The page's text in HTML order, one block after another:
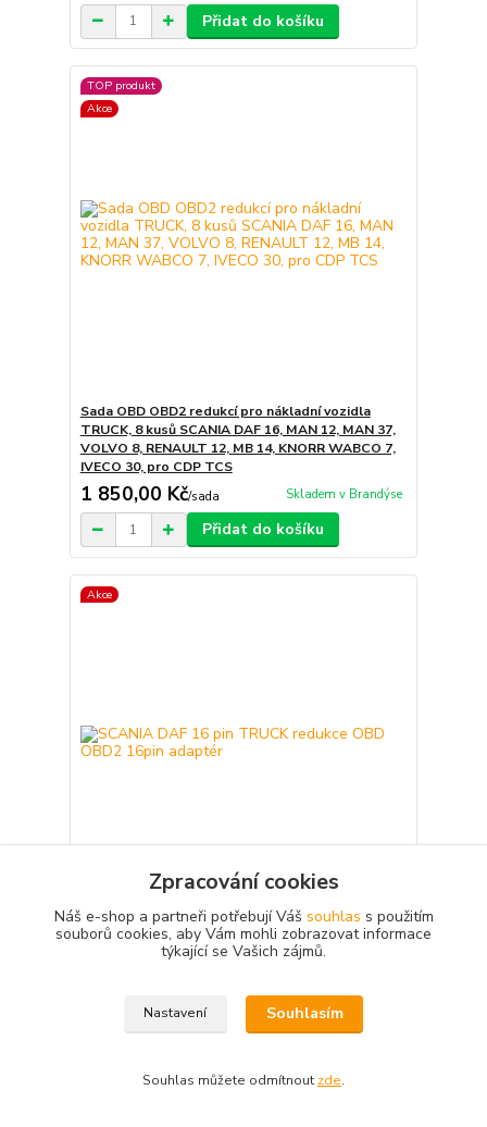
Přidat do košíku
TOP produkt
Akce
Sada OBD OBD2 redukcí pro nákladní vozidla
TRUCK, 8 kusů SCANIA DAF 16, MAN 12, MAN 37,
VOLVO 8, RENAULT 12, MB 14, KNORR WABCO 7,
IVECO 30, pro CDP TCS
1 850,00 Kč/sada Skladem v Brandýse
Přidat do košíku
Akce
SCANIA DAF 16 pin TRUCK redukce OBD OBD2
16pin adaptér
460,00 Kč
Přidat do košíku
Zpracování cookies
Náš e-shop a partneři potřebují Váš souhlas s použitím
souborů cookies, aby Vám mohli zobrazovat informace
týkající se Vašich zájmů.
Nastavení Souhlasím
Souhlas můžete odmítnout zde.